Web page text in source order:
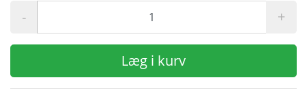
- +
Læg i kurv